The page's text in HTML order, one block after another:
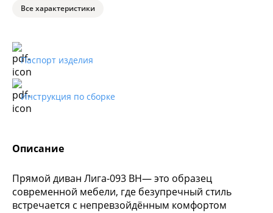
Описание
Прямой диван Лига-093 ВН— это образец
современной мебели, где безупречный стиль
встречается с непревзойдённым комфортом
Все характеристики
Паспорт изделия
Инструкция по сборке